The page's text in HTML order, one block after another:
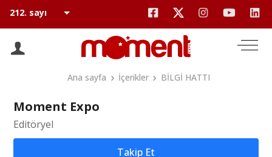
Ana sayfa İçerikler BİLGİ HATTI
Moment Expo
Editöryel
Takip Et